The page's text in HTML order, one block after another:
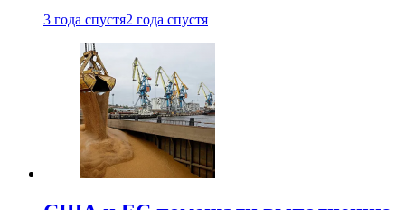
3 года спустя2 года спустя